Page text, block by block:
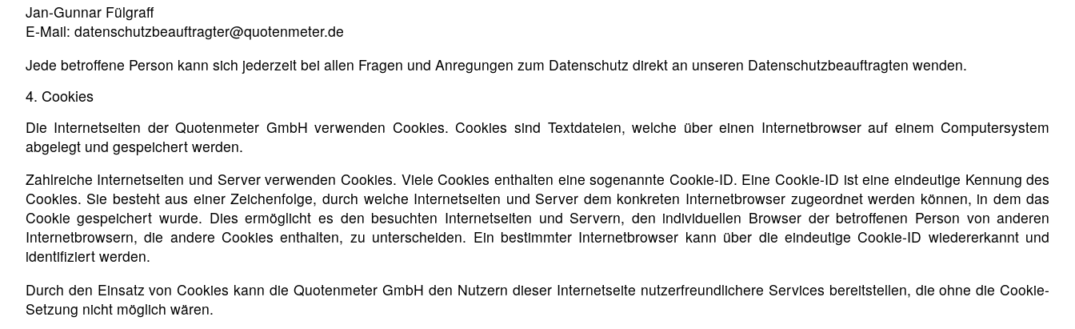
Jan-Gunnar Fülgraff
E-Mail: datenschutzbeauftragter@quotenmeter.de
Jede betroffene Person kann sich jederzeit bei allen Fragen und Anregungen zum Datenschutz direkt an unseren Datenschutzbeauftragten wenden.
4. Cookies
Die Internetseiten der Quotenmeter GmbH verwenden Cookies. Cookies sind Textdateien, welche über einen Internetbrowser auf einem Computersystem
abgelegt und gespeichert werden.
Zahlreiche Internetseiten und Server verwenden Cookies. Viele Cookies enthalten eine sogenannte Cookie-ID. Eine Cookie-ID ist eine eindeutige Kennung des
Cookies. Sie besteht aus einer Zeichenfolge, durch welche Internetseiten und Server dem konkreten Internetbrowser zugeordnet werden können, in dem das
Cookie gespeichert wurde. Dies ermöglicht es den besuchten Internetseiten und Servern, den individuellen Browser der betroffenen Person von anderen
Internetbrowsern, die andere Cookies enthalten, zu unterscheiden. Ein bestimmter Internetbrowser kann über die eindeutige Cookie-ID wiedererkannt und
identifiziert werden.
Durch den Einsatz von Cookies kann die Quotenmeter GmbH den Nutzern dieser Internetseite nutzerfreundlichere Services bereitstellen, die ohne die Cookie-
Setzung nicht möglich wären.